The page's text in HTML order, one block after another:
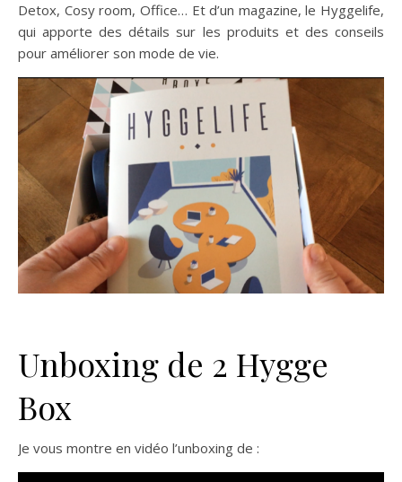
Detox, Cosy room, Office… Et d’un magazine, le Hyggelife,
qui apporte des détails sur les produits et des conseils
pour améliorer son mode de vie.
Unboxing de 2 Hygge
Box
Je vous montre en vidéo l’unboxing de :